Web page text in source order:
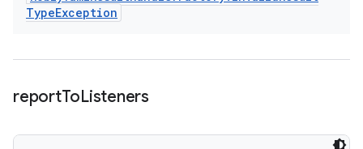
TypeException
reportToListeners